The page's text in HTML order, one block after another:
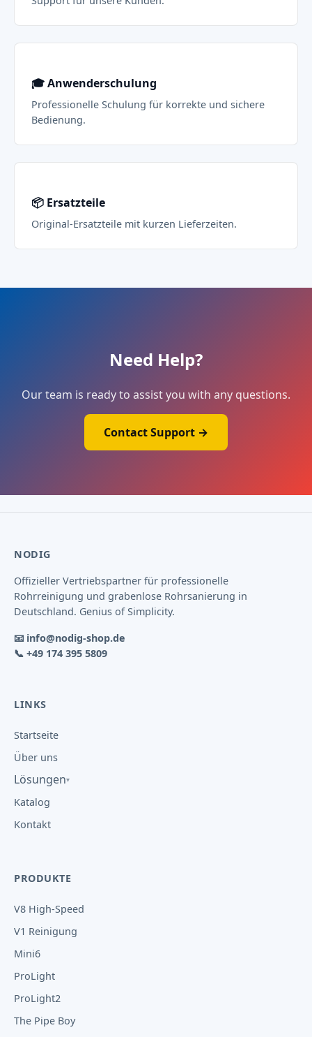
🎓 Anwenderschulung
Professionelle Schulung für korrekte und sichere
Bedienung.
📦 Ersatzteile
Original-Ersatzteile mit kurzen Lieferzeiten.
Need Help?
Our team is ready to assist you with any questions.
Contact Support →
NODIG
Offizieller Vertriebspartner für professionelle
Rohrreinigung und grabenlose Rohrsanierung in
Deutschland. Genius of Simplicity.
📧 info@nodig-shop.de
📞 +49 174 395 5809
LINKS
Startseite
Über uns
Lösungen
Katalog
Kontakt
PRODUKTE
V8 High-Speed
V1 Reinigung
Mini6
ProLight
ProLight2
The Pipe Boy